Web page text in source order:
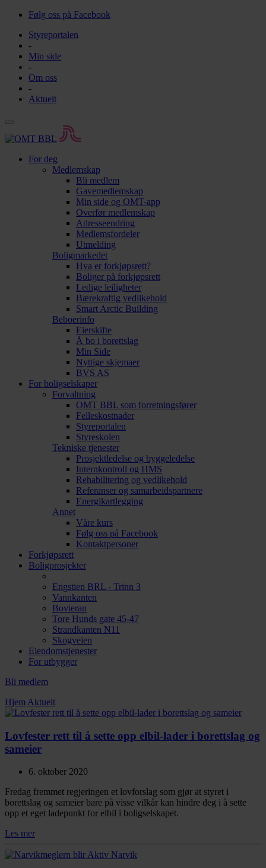
Følg oss på Facebook
Styreportalen
-
Min side
-
Om oss
-
Aktuelt
For deg
Medlemskap
Bli medlem
Gavemedlemskap
Min side og OMT-app
Overfør medlemskap
Adresseendring
Medlemsfordeler
Utmelding
Boligmarkedet
Hva er forkjøpsrett?
Boliger på forkjøpsrett
Ledige leiligheter
Bærekraftig vedlikehold
Smart Arctic Building
Beboerinfo
Eierskifte
Å bo i borettslag
Min Side
Nyttige skjemaer
BVS AS
For boligselskaper
Forvaltning
OMT BBL som forretningsfører
Felleskostnader
Styreportalen
Styreskolen
Tekniske tjenester
Prosjektledelse og byggeledelse
Internkontroll og HMS
Rehabilitering og vedlikehold
Referanser og samarbeidspartnere
Energikartlegging
Annet
Våre kurs
Følg oss på Facebook
Kontaktpersoner
Forkjøpsrett
Boligprosjekter
Engstien BRL - Trinn 3
Vannkanten
Bovieran
Tore Hunds gate 45-47
Strandkanten N11
Skogveien
Eiendomstjenester
For utbygger
Bli medlem
Hjem Aktuelt
Lovfester rett til å sette opp elbil-lader i borettslag og
sameier
6. oktober 2020
Fredag fremmet regjeringen et lovforslag som gjør at styret i
borettslag og sameier bare på visse vilkår kan hindre deg i å sette
opp et eget ladepunkt for elbil i boligselskapet.
Les mer